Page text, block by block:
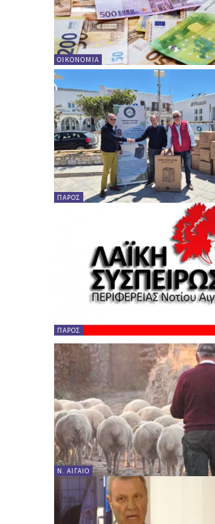
ΟΙΚΟΝΟΜΊΑ
ΠΆΡΟΣ
ΠΆΡΟΣ
Ν. ΑΙΓΑΊΟ